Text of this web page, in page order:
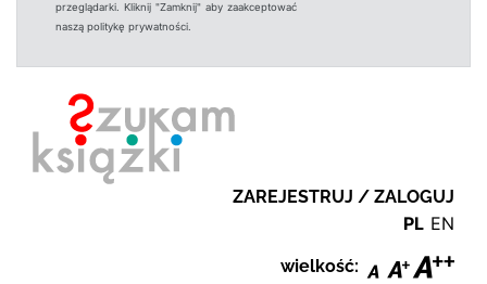
przeglądarki. Kliknij "Zamknij" aby zaakceptować
naszą politykę prywatności.
ZAREJESTRUJ / ZALOGUJ
PL EN
wielkość: